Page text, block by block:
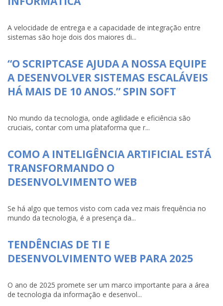
A velocidade de entrega e a capacidade de integração entre
sistemas são hoje dois dos maiores di...
“O SCRIPTCASE AJUDA A NOSSA EQUIPE
A DESENVOLVER SISTEMAS ESCALÁVEIS
HÁ MAIS DE 10 ANOS.” SPIN SOFT
No mundo da tecnologia, onde agilidade e eficiência são
cruciais, contar com uma plataforma que r...
COMO A INTELIGÊNCIA ARTIFICIAL ESTÁ
TRANSFORMANDO O
DESENVOLVIMENTO WEB
Se há algo que temos visto com cada vez mais frequência no
mundo da tecnologia, é a presença da...
TENDÊNCIAS DE TI E
DESENVOLVIMENTO WEB PARA 2025
O ano de 2025 promete ser um marco importante para a área
de tecnologia da informação e desenvol...